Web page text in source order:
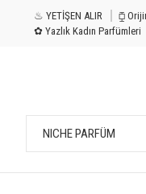
♨ YETİŞEN ALIR ⧮
✿ Yazlık Kadın Parfümleri
NICHE PARFÜM